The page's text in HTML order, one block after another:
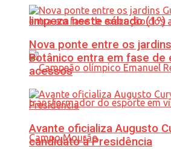
limpeza neste sábado (1º)
Nova ponte entre os
Botânico entra em fase de
acessos
Avante oficializa Augusto
candidato à Presidência